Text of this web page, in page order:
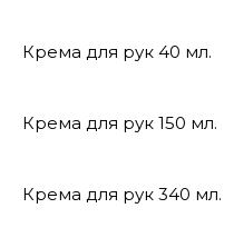
Крема для рук 40 мл.
Крема для рук 150 мл.
Крема для рук 340 мл.